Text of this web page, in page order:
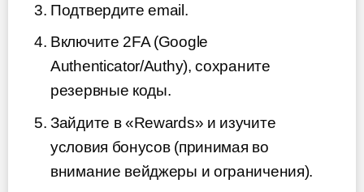
Подтвердите email.
Включите 2FA (Google
Authenticator/Authy), сохраните
резервные коды.
Зайдите в «Rewards» и изучите
условия бонусов (принимая во
внимание вейджеры и ограничения).